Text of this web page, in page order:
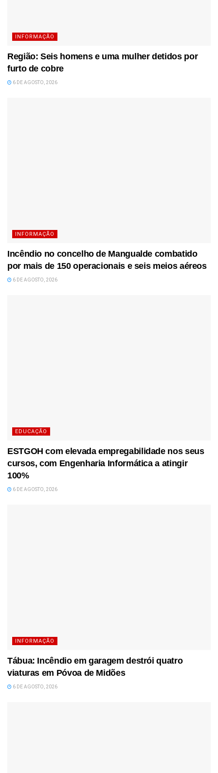
INFORMAÇÃO
Região: Seis homens e uma mulher detidos por
furto de cobre
6 DE AGOSTO, 2026
INFORMAÇÃO
Incêndio no concelho de Mangualde combatido
por mais de 150 operacionais e seis meios aéreos
6 DE AGOSTO, 2026
EDUCAÇÃO
ESTGOH com elevada empregabilidade nos seus
cursos, com Engenharia Informática a atingir
100%
6 DE AGOSTO, 2026
INFORMAÇÃO
Tábua: Incêndio em garagem destrói quatro
viaturas em Póvoa de Midões
6 DE AGOSTO, 2026